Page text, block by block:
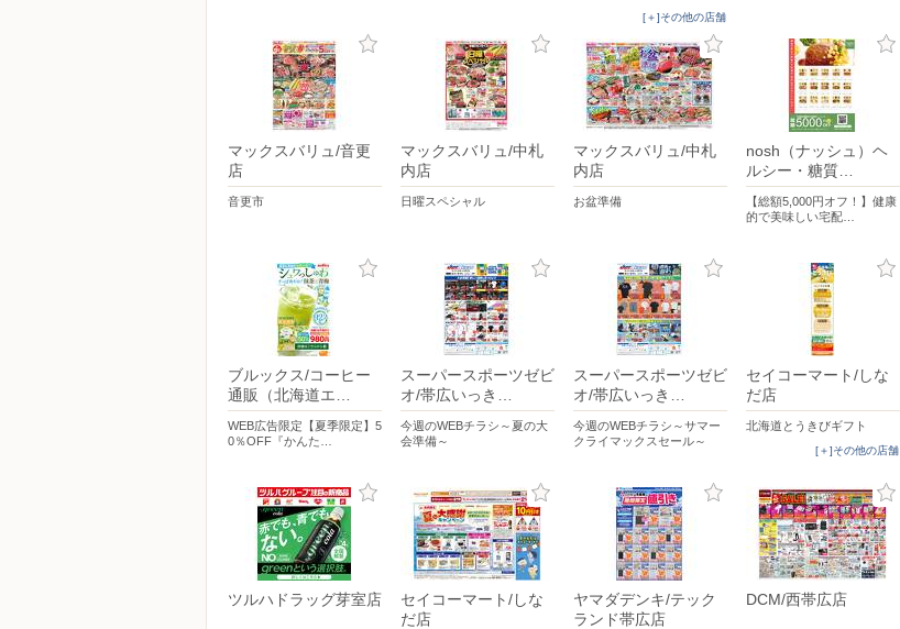
[＋]その他の店舗
マックスバリュ/音更
店
音更市
マックスバリュ/中札
内店
日曜スペシャル
マックスバリュ/中札
内店
お盆準備
nosh（ナッシュ）ヘ
ルシー・糖質…
【総額5,000円オフ！】健康
的で美味しい宅配…
ブルックス/コーヒー
通販（北海道エ…
WEB広告限定【夏季限定】5
0％OFF『かんた…
スーパースポーツゼビ
オ/帯広いっき…
今週のWEBチラシ～夏の大
会準備～
スーパースポーツゼビ
オ/帯広いっき…
今週のWEBチラシ～サマー
クライマックスセール～
セイコーマート/しな
だ店
北海道とうきびギフト
[＋]その他の店舗
ツルハドラッグ芽室店
セイコーマート/しな
だ店
ヤマダデンキ/テック
ランド帯広店
DCM/西帯広店